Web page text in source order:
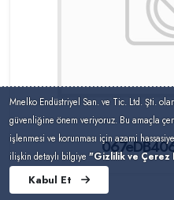
Mnelko Endüstriyel San. ve Tic. Ltd. Şti.
güvenliğine önem veriyoruz. Bu amaçla
işlenmesi ve korunması için azami
ilişkin detaylı bilgiye "Gizlilik ve Çerez
Kabul Et